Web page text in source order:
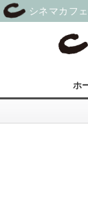
ホ
シネマカフェ